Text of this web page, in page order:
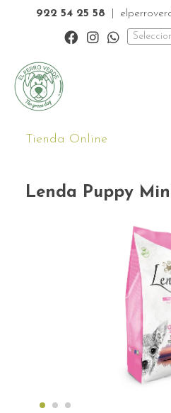
922 54 25 58
Tienda Online
Lenda Puppy